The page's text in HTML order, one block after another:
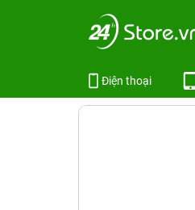
Điện thoại
Trang chủ